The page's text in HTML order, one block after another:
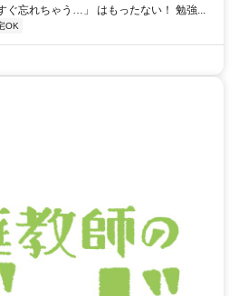
ぐ忘れちゃう…」 はもったない！ 勉強...
OK